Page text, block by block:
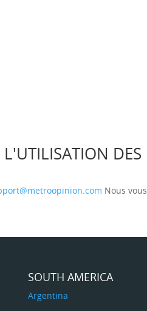
DES
Nous vous
SOUTH AMERICA
Argentina